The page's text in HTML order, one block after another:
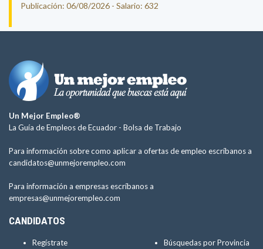
Publicación: 06/08/2026 - Salario: 632
Un Mejor Empleo®
La Guía de Empleos de Ecuador - Bolsa de Trabajo
Para información sobre como aplicar a ofertas de empleo escríbanos a
candidatos@unmejorempleo.com
Para información a empresas escríbanos a
empresas@unmejorempleo.com
CANDIDATOS
Regístrate
Búsquedas por Provincia